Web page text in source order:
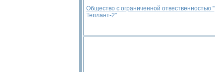
Общество с ограниченной отвественностью "
Теплант-2"